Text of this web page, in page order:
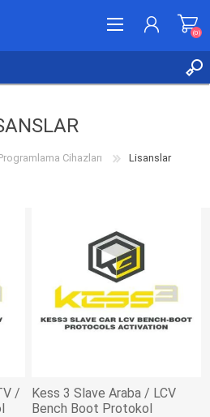
(0)
Cihazları Lisanslar
/
Kess 3 Slave Araba / LCV
Bench Boot Protokol